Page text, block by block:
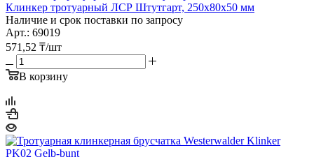
Клинкер тротуарный ЛСР Штутгарт, 250х80х50 мм
Наличие и срок поставки по запросу
Арт.: 69019
571,52 ₸/шт
В корзину